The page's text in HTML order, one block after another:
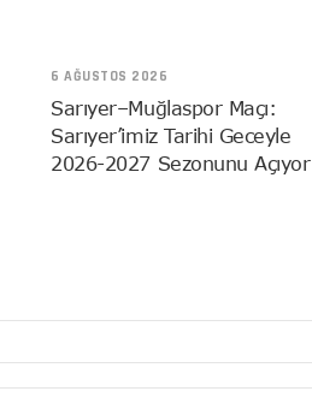
6 AĞUSTOS 2026
Sarıyer–Muğlaspor Maçı:
Sarıyer’imiz Tarihi Geceyle
2026-2027 Sezonunu Açıyor